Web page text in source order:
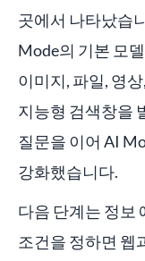
곳에서 나타났습
Mode의 기본 모
이미지, 파일, 영
지능형 검색창을
질문을 이어 AI
강화했습니다.
다음 단계는 정보
조건을 정하면 웹